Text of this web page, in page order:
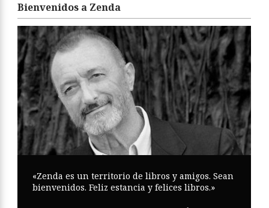
Bienvenidos a Zenda
«Zenda es un territorio de libros y amigos. Sean
bienvenidos. Feliz estancia y felices libros.»